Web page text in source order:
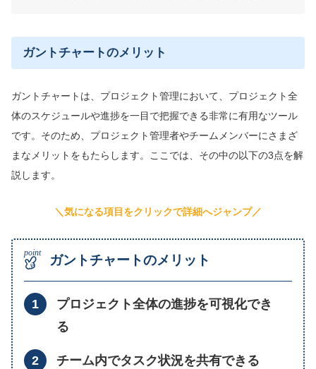
ガントチャートのメリット
ガントチャートは、プロジェクト管理において、プロジェクト全
体のスケジュールや進捗を一目で把握できる非常に有用なツール
です。そのため、プロジェクト管理者やチームメンバーにさまざ
まなメリットをもたらします。ここでは、その中の以下の3点を解
説します。
＼気になる項目をクリックで詳細へジャンプ／
ガントチャートのメリット
プロジェクト全体の進捗を可視化でき
る
チーム内でタスク状況を共有できる